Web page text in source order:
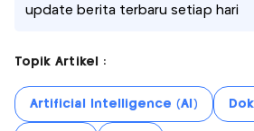
update berita terbaru setiap hari
Topik Artikel :
Artificial Intelligence (AI)